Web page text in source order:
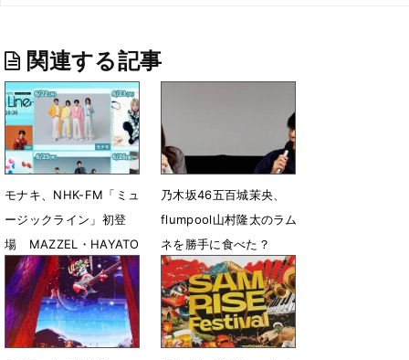
関連する記事
モナキ、NHK-FM「ミュ
ージックライン」初登
場 MAZZEL・HAYATO
とケンケンの知られざる
繋がりが発覚!?
6月19日 23時30分
乃木坂46五百城茉央、
flumpool山村隆太のラム
ネを勝手に食べた？
4月20日 10時13分